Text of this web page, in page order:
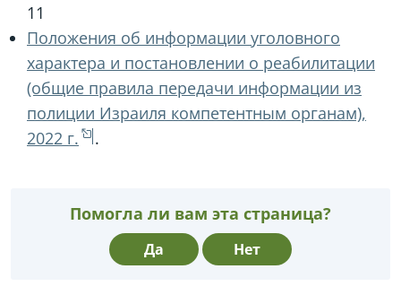
11
Положения об информации уголовного
характера и постановлении о реабилитации
(общие правила передачи информации из
полиции Израиля компетентным органам),
2022 г.
.
Помогла ли вам эта страница?
Да Нет